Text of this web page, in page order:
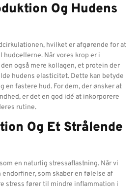
Og Hudens
hvilket er afgørende for at
Når vores krop er i
også mere kollagen, et protein der
hudens elasticitet. Dette kan betyde
en fastere hud. For dem, der ønsker at
er det en god idé at inkorporere
rutine.
Og Et Strålende
en naturlig stressaflastning. Når vi
som skaber en følelse af
stress fører til mindre inflammation i